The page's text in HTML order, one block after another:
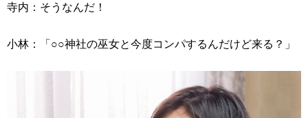
寺内：そうなんだ！
小林：「○○神社の巫女と今度コンパするんだけど来る？」